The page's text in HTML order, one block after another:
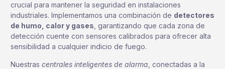
crucial para mantener la seguridad en instalaciones
industriales. Implementamos una combinación de detectores
de humo, calor y gases, garantizando que cada zona de
detección cuente con sensores calibrados para ofrecer alta
sensibilidad a cualquier indicio de fuego.
Nuestras centrales inteligentes de alarma , conectadas a la